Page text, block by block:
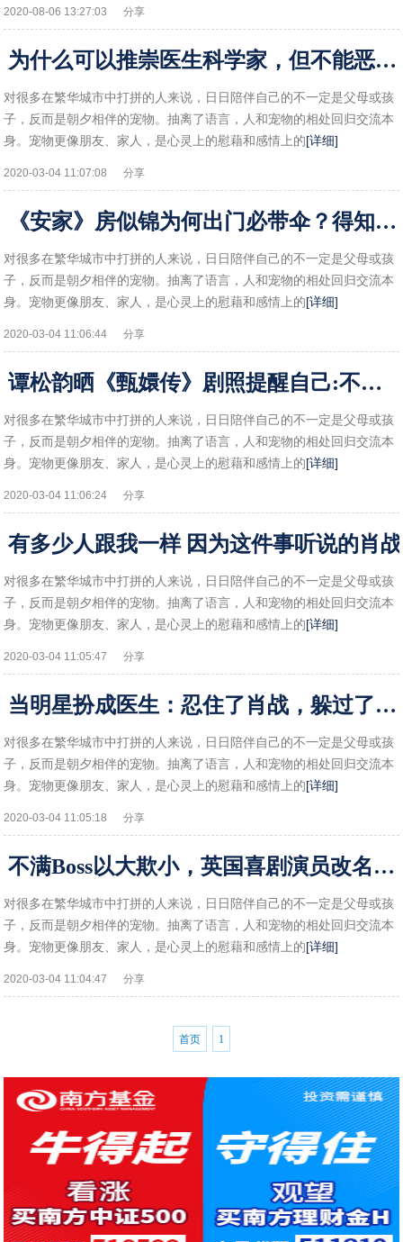
2020-08-06 13:27:03 分享
为什么可以推崇医生科学家，但不能恶意贬低演艺明星？
对很多在繁华城市中打拼的人来说，日日陪伴自己的不一定是父母或孩
子，反而是朝夕相伴的宠物。抽离了语言，人和宠物的相处回归交流本
身。宠物更像朋友、家人，是心灵上的慰藉和感情上的[详细]
2020-03-04 11:07:08 分享
《安家》房似锦为何出门必带伞？得知背后原因，没租过房子不懂
对很多在繁华城市中打拼的人来说，日日陪伴自己的不一定是父母或孩
子，反而是朝夕相伴的宠物。抽离了语言，人和宠物的相处回归交流本
身。宠物更像朋友、家人，是心灵上的慰藉和感情上的[详细]
2020-03-04 11:06:44 分享
谭松韵晒《甄嬛传》剧照提醒自己:不能再这么吃了
对很多在繁华城市中打拼的人来说，日日陪伴自己的不一定是父母或孩
子，反而是朝夕相伴的宠物。抽离了语言，人和宠物的相处回归交流本
身。宠物更像朋友、家人，是心灵上的慰藉和感情上的[详细]
2020-03-04 11:06:24 分享
有多少人跟我一样 因为这件事听说的肖战
对很多在繁华城市中打拼的人来说，日日陪伴自己的不一定是父母或孩
子，反而是朝夕相伴的宠物。抽离了语言，人和宠物的相处回归交流本
身。宠物更像朋友、家人，是心灵上的慰藉和感情上的[详细]
2020-03-04 11:05:47 分享
当明星扮成医生：忍住了肖战，躲过了刘昊然，当看到王俊凯：爱了
对很多在繁华城市中打拼的人来说，日日陪伴自己的不一定是父母或孩
子，反而是朝夕相伴的宠物。抽离了语言，人和宠物的相处回归交流本
身。宠物更像朋友、家人，是心灵上的慰藉和感情上的[详细]
2020-03-04 11:05:18 分享
不满Boss以大欺小，英国喜剧演员改名抗议：我不会用啤酒喷脖子
对很多在繁华城市中打拼的人来说，日日陪伴自己的不一定是父母或孩
子，反而是朝夕相伴的宠物。抽离了语言，人和宠物的相处回归交流本
身。宠物更像朋友、家人，是心灵上的慰藉和感情上的[详细]
2020-03-04 11:04:47 分享
首页 1